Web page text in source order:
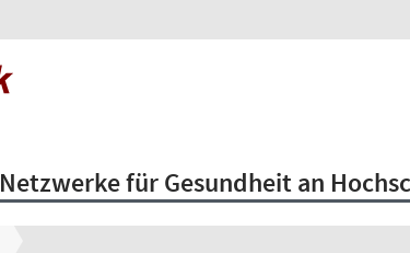
Netzwerke für Gesundheit an